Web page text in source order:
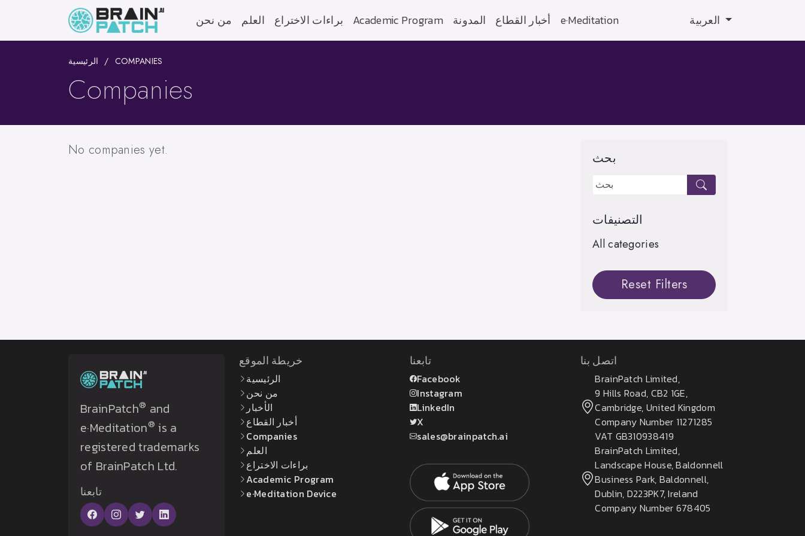
من نحن العلم براءات الاختراع Academic Program المدونة أخبار القطاع e·Meditation
الرئيسية COMPANIES
Companies
No companies yet. بحث
التصنيفات
All categories
Reset Filters
BrainPatch® and
e·Meditation® is a
registered trademarks
of BrainPatch Ltd.
تابعنا
خريطة الموقع
الرئيسية
من نحن
الأخبار
أخبار القطاع
Companies
العلم
براءات الاختراع
Academic Program
e·Meditation Device
تابعنا
Facebook
Instagram
LinkedIn
X
sales@brainpatch.ai
اتصل بنا
BrainPatch Limited,
9 Hills Road, CB2 1GE,
Cambridge, United Kingdom
Company Number 11271285
VAT GB310938419
BrainPatch Limited,
Landscape House, Baldonnell
Business Park, Baldonnell,
Dublin, D223PK7, Ireland
Company Number 678405